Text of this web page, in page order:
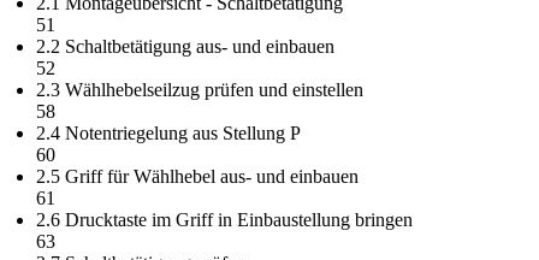
51
2.2 Schaltbetätigung aus- und einbauen
52
2.3 Wählhebelseilzug prüfen und einstellen
58
2.4 Notentriegelung aus Stellung P
60
2.5 Griff für Wählhebel aus- und einbauen
61
2.6 Drucktaste im Griff in Einbaustellung bringen
63